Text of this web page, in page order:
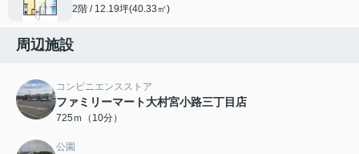
2階 / 12.19坪(40.33㎡)
周辺施設
コンビニエンスストア
ファミリーマート大村宮小路三丁目店
725ｍ（10分）
公園